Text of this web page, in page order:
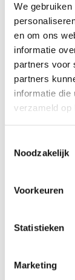
We
en om ons
informatie
partners voor
partners
informatie die
verzameld op
Noodzakelijk
Voorkeuren
Statistieken
Marketing
Onze
kunt de
wanneer ze
je het
Beschikbaar